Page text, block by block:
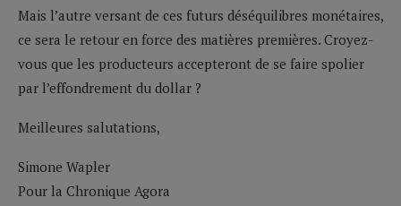
Mais l’autre versant de ces futurs déséquilibres monétaires,
ce sera le retour en force des matières premières. Croyez-
vous que les producteurs accepteront de se faire spolier
par l’effondrement du dollar ?
Meilleures salutations,
Simone Wapler
Pour la Chronique Agora